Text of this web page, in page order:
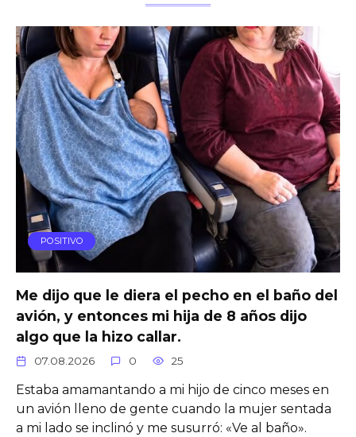
POSITIVO
Me dijo que le diera el pecho en el baño del
avión, y entonces mi hija de 8 años dijo
algo que la hizo callar.
07.08.2026 0 25
Estaba amamantando a mi hijo de cinco meses en
un avión lleno de gente cuando la mujer sentada
a mi lado se inclinó y me susurró: «Ve al baño».